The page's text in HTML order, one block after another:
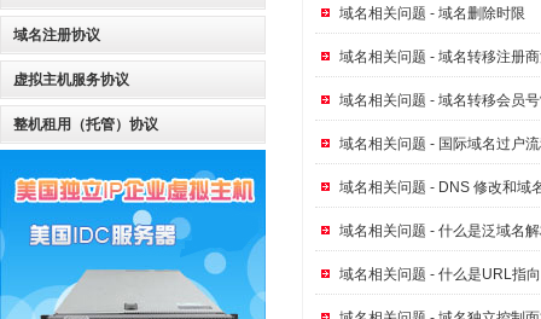
域名注册协议
虚拟主机服务协议
整机租用（托管）协议
域名相关问题 - 域名删除时限
域名相关问题 - 域名转移注册
域名相关问题 - 域名转移会员
域名相关问题 - 国际域名过户
域名相关问题 - DNS 修改和域
域名相关问题 - 什么是泛域名
域名相关问题 - 什么是URL指